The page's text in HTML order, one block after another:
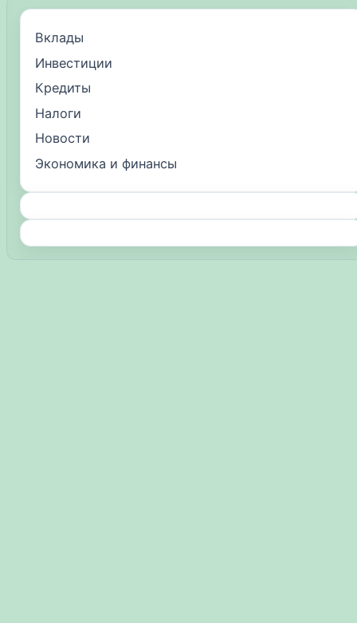
Вклады
Инвестиции
Кредиты
Налоги
Новости
Экономика и финансы